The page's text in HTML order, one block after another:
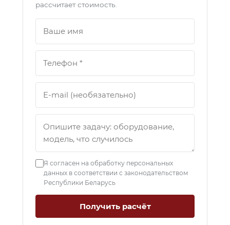
рассчитает стоимость.
Я согласен на обработку персональных
данных в соответствии с законодательством
Республики Беларусь
Получить расчёт